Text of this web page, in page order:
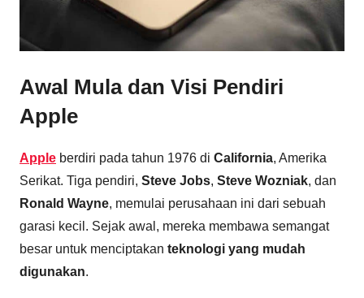
Awal Mula dan Visi Pendiri
Apple
Apple berdiri pada tahun 1976 di California, Amerika
Serikat. Tiga pendiri, Steve Jobs, Steve Wozniak, dan
Ronald Wayne, memulai perusahaan ini dari sebuah
garasi kecil. Sejak awal, mereka membawa semangat
besar untuk menciptakan teknologi yang mudah
digunakan.